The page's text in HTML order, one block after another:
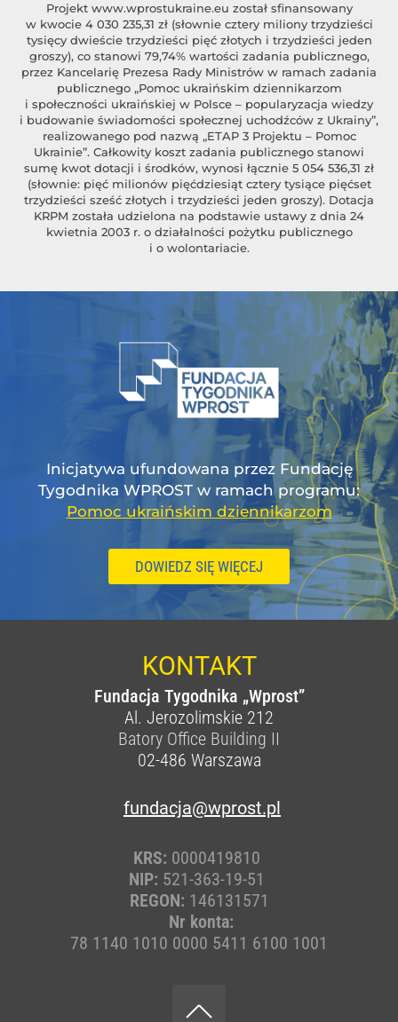
Projekt www.wprostukraine.eu został sfinansowany
w kwocie 4 030 235,31 zł (słownie cztery miliony trzydzieści
tysięcy dwieście trzydzieści pięć złotych i trzydzieści jeden
groszy), co stanowi 79,74% wartości zadania publicznego,
przez Kancelarię Prezesa Rady Ministrów w ramach zadania
publicznego „Pomoc ukraińskim dziennikarzom
i społeczności ukraińskiej w Polsce – popularyzacja wiedzy
i budowanie świadomości społecznej uchodźców z Ukrainy”,
realizowanego pod nazwą „ETAP 3 Projektu – Pomoc
Ukrainie”. Całkowity koszt zadania publicznego stanowi
sumę kwot dotacji i środków, wynosi łącznie 5 054 536,31 zł
(słownie: pięć milionów pięćdziesiąt cztery tysiące pięćset
trzydzieści sześć złotych i trzydzieści jeden groszy). Dotacja
KRPM została udzielona na podstawie ustawy z dnia 24
kwietnia 2003 r. o działalności pożytku publicznego
i o wolontariacie.
Inicjatywa ufundowana przez Fundację
Tygodnika WPROST w ramach programu:
Pomoc ukraińskim dziennikarzom
DOWIEDZ SIĘ WIĘCEJ
KONTAKT
Fundacja Tygodnika „Wprost”
Al. Jerozolimskie 212
Batory Office Building II
02-486 Warszawa
fundacja@wprost.pl
KRS: 0000419810
NIP: 521-363-19-51
REGON: 146131571
Nr konta:
78 1140 1010 0000 5411 6100 1001